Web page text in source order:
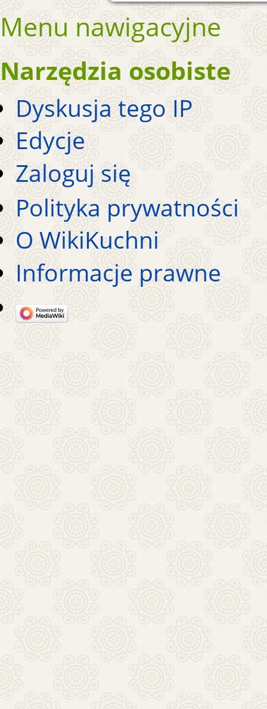
Menu nawigacyjne
Narzędzia osobiste
Dyskusja tego IP
Edycje
Zaloguj się
Polityka prywatności
O WikiKuchni
Informacje prawne